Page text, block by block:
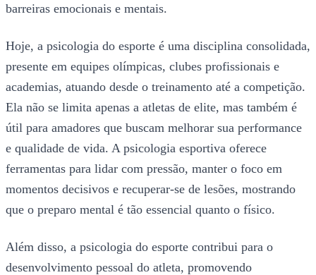
barreiras emocionais e mentais.
Hoje, a psicologia do esporte é uma disciplina consolidada,
presente em equipes olímpicas, clubes profissionais e
academias, atuando desde o treinamento até a competição.
Ela não se limita apenas a atletas de elite, mas também é
útil para amadores que buscam melhorar sua performance
e qualidade de vida. A psicologia esportiva oferece
ferramentas para lidar com pressão, manter o foco em
momentos decisivos e recuperar-se de lesões, mostrando
que o preparo mental é tão essencial quanto o físico.
Além disso, a psicologia do esporte contribui para o
desenvolvimento pessoal do atleta, promovendo